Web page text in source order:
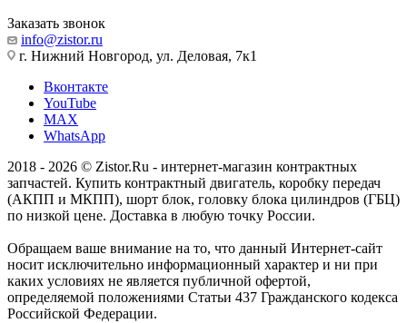
Заказать звонок
info@zistor.ru
г. Нижний Новгород, ул. Деловая, 7к1
Вконтакте
YouTube
MAX
WhatsApp
2018 - 2026 © Zistor.Ru - интернет-магазин контрактных
запчастей. Купить контрактный двигатель, коробку передач
(АКПП и МКПП), шорт блок, головку блока цилиндров (ГБЦ)
по низкой цене. Доставка в любую точку России.
Обращаем ваше внимание на то, что данный Интернет-сайт
носит исключительно информационный характер и ни при
каких условиях не является публичной офертой,
определяемой положениями Статьи 437 Гражданского кодекса
Российской Федерации.